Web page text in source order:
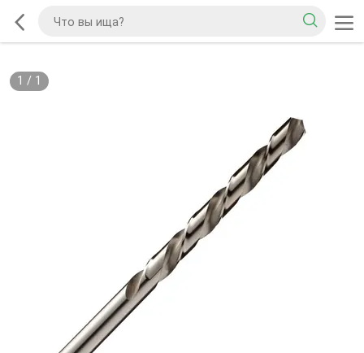
1 / 1